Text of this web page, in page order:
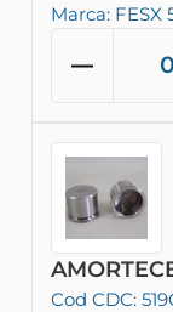
Marca: FESX
Cod CDC: 519